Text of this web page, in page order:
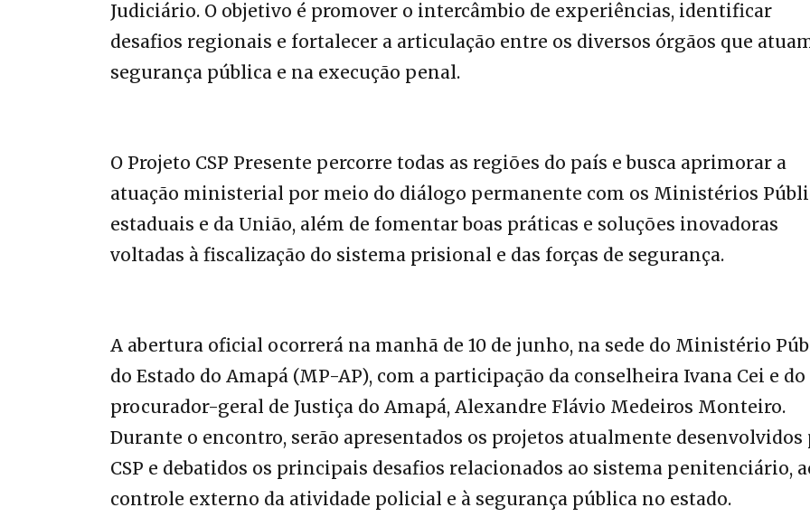
Judiciário. O objetivo é promover o intercâmbio de experiências, identificar
desafios regionais e fortalecer a articulação entre os diversos órgãos que
segurança pública e na execução penal.
‎O Projeto CSP Presente percorre todas as regiões do país e busca aprimorar a
atuação ministerial por meio do diálogo permanente com os Ministérios
estaduais e da União, além de fomentar boas práticas e soluções inovadoras
voltadas à fiscalização do sistema prisional e das forças de segurança.
‎A abertura oficial ocorrerá na manhã de 10 de junho, na sede do Ministério
do Estado do Amapá (MP-AP), com a participação da conselheira Ivana Cei e do
procurador-geral de Justiça do Amapá, Alexandre Flávio Medeiros Monteiro.
Durante o encontro, serão apresentados os projetos atualmente desenvolvidos
CSP e debatidos os principais desafios relacionados ao sistema penitenciário,
controle externo da atividade policial e à segurança pública no estado.